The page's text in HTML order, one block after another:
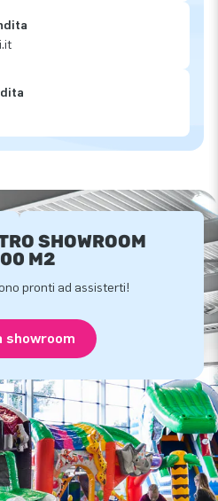
SHOWROOM
M2
pronti ad assisterti!
showroom